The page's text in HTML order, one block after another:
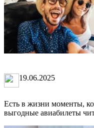
19.06.2025
Есть в жизни моменты,
выгодные авиабилеты